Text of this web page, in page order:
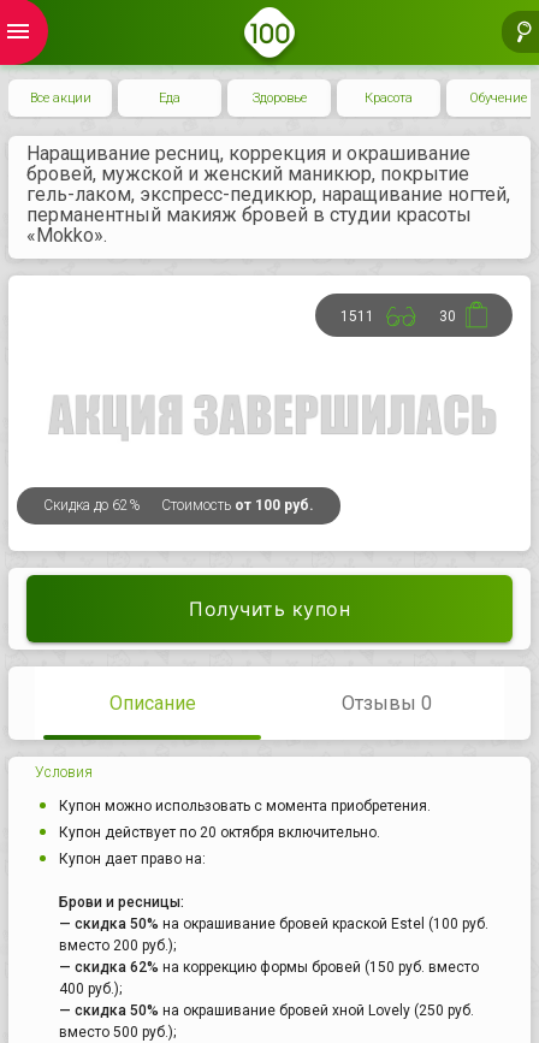
menu
Все акции Еда Здоровье Красота Обучение
Наращивание ресниц, коррекция и окрашивание
бровей, мужской и женский маникюр, покрытие
гель-лаком, экспресс-педикюр, наращивание ногтей,
перманентный макияж бровей в студии красоты
«Mokko».
Скидка до 62% Стоимость от 100 руб.
1511 30
Получить купон
Описание Отзывы 0
Условия
Купон можно использовать с момента приобретения.
Купон действует по 20 октября включительно.
Купон дает право на:
Брови и ресницы:
— скидка 50% на окрашивание бровей краской Estel (100 руб.
вместо 200 руб.);
— скидка 62% на коррекцию формы бровей (150 руб. вместо
400 руб.);
— скидка 50% на окрашивание бровей хной Lovely (250 руб.
вместо 500 руб.);